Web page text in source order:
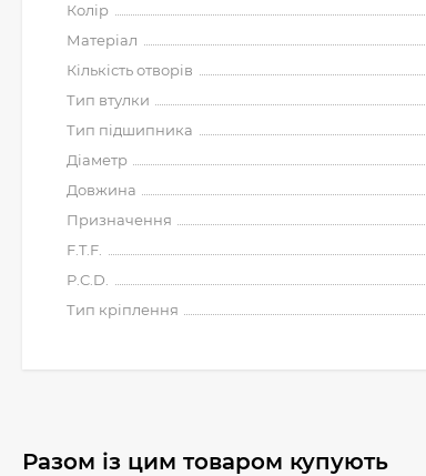
Колір
Матеріал
Кількість отворів
Тип втулки
Тип підшипника
Діаметр
Довжина
Призначення
F.T.F.
P.C.D.
Тип кріплення
Разом із цим товаром купують